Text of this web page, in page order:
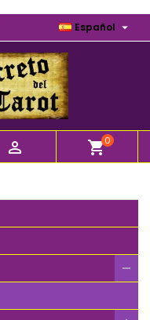
Español 
 shopping_cart0